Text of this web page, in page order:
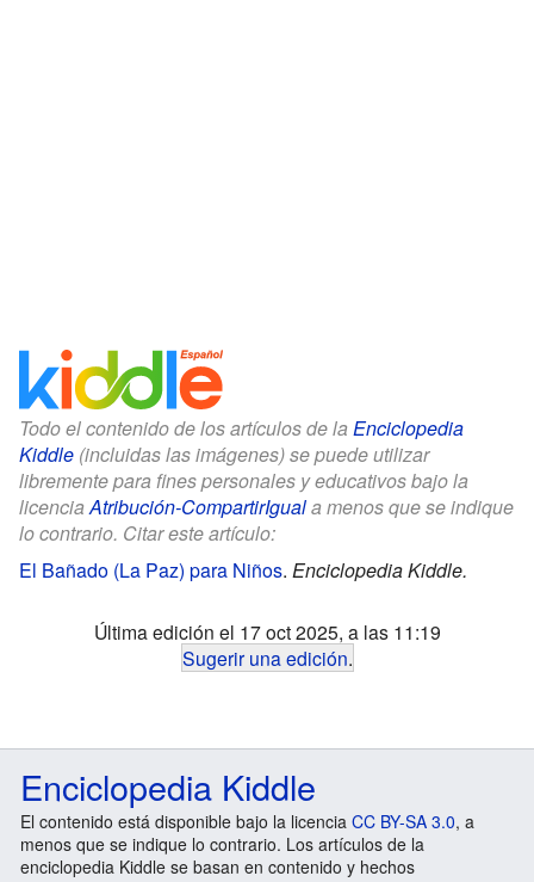
Todo el contenido de los artículos de la Enciclopedia
Kiddle (incluidas las imágenes) se puede utilizar
libremente para fines personales y educativos bajo la
licencia Atribución-CompartirIguala menos que se indique
lo contrario. Citar este artículo:
El Bañado (La Paz) para Niños. Enciclopedia Kiddle.
Última edición el 17 oct 2025, a las 11:19
Sugerir una edición.
Enciclopedia Kiddle
El contenido está disponible bajo la licencia CC BY-SA 3.0, a
menos que se indique lo contrario. Los artículos de la
enciclopedia Kiddle se basan en contenido y hechos